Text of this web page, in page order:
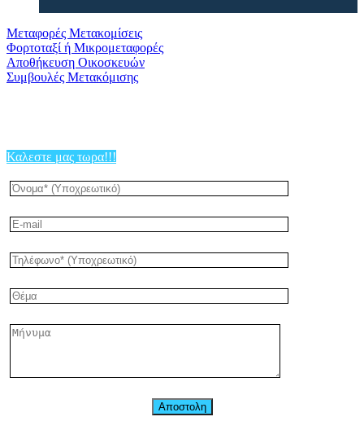
Μεταφορές Μετακομίσεις
Φορτοταξί ή Μικρομεταφορές
Αποθήκευση Οικοσκευών
Συμβουλές Μετακόμισης
Καλεστε μας τωρα!!!
Αποστολη